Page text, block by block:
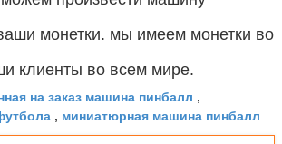
монетки. мы имеем монетки во
клиенты во всем мире.
на заказ машина пинбалл ,
, миниатюрная машина пинбалл